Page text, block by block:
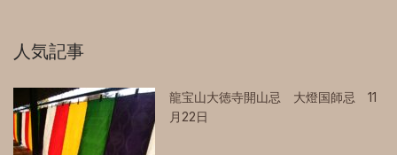
人気記事
龍宝山大徳寺開山忌 大燈国師忌 11
月22日